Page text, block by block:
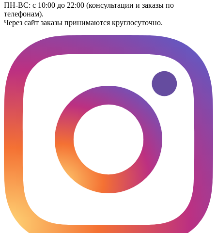
ПН-ВС: с 10:00 до 22:00 (консультации и заказы по
телефонам).
Через сайт заказы принимаются круглосуточно.